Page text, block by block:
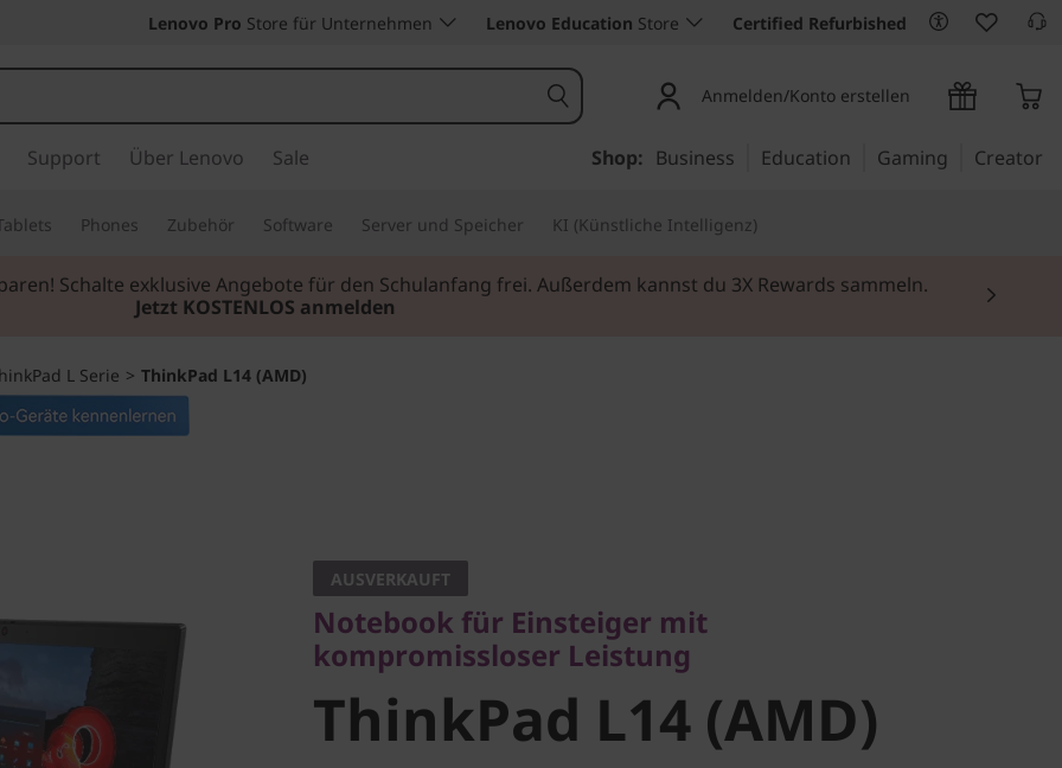
Lenovo Pro Store für Unternehmen Lenovo Education Store Certified Refurbished
Anmelden/Konto erstellen
Support Über Lenovo Sale Shop: Business Education Gaming Creator
Phones Zubehör Software Server und Speicher KI (Künstliche Intelligenz)
Schalte exklusive Angebote für den Schulanfang frei. Außerdem kannst du 3X Rewards sammeln.
Jetzt KOSTENLOS anmelden
L Serie > ThinkPad L14 (AMD)
kompromissloser Leistung
ThinkPad L14 (AMD)
AUSVERKAUFT
Notebook für Einsteiger mit
kompromissloser Leistung
ThinkPad L14 (AMD)